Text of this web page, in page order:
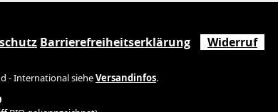
Barrierefreiheitserklärung Widerruf
- International sieheVersandinfos.